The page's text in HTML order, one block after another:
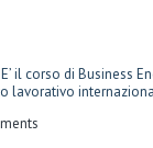
il corso di
lavorativo